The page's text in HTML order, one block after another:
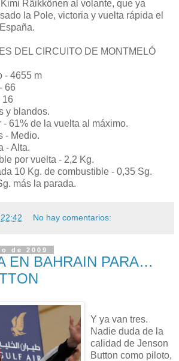
Räikkönen al volante, que ya
la Pole, victoria y vuelta rápida el
DEL CIRCUITO DE MONTMELÓ
- 4655 m
66
16
y blandos.
- 61% de la vuelta al máximo.
- Medio.
- Alta.
por vuelta - 2,2 Kg.
10 Kg. de combustible - 0,35 Sg.
más la parada.
22:42 No hay comentarios:
de 2009
EN BAHRAIN PARA…
Y ya van tres.
Nadie duda de la
calidad de Jenson
Button como piloto,